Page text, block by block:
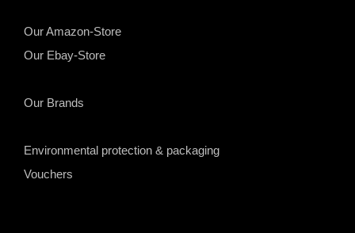
Our Amazon-Store
Our Ebay-Store
Our Brands
Environmental protection & packaging
Vouchers